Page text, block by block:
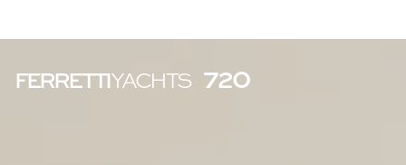
FERRETTI YACHTS 720